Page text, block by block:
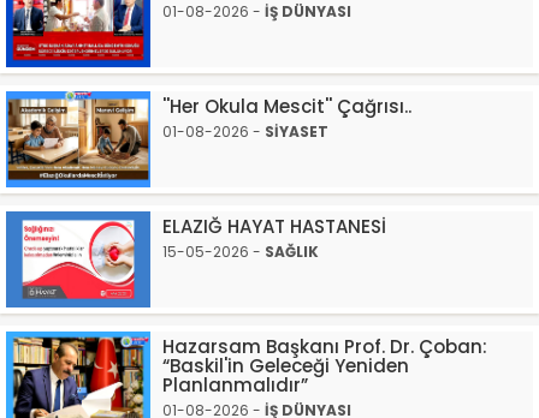
01-08-2026 - İŞ DÜNYASI
''Her Okula Mescit'' Çağrısı..
01-08-2026 - SİYASET
ELAZIĞ HAYAT HASTANESİ
15-05-2026 - SAĞLIK
Hazarsam Başkanı Prof. Dr. Çoban:
“Baskil'in Geleceği Yeniden
Planlanmalıdır”
01-08-2026 - İŞ DÜNYASI